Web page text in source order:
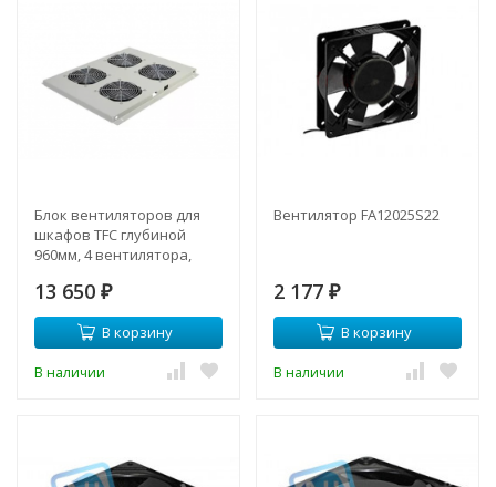
Блок вентиляторов для
шкафов TFC глубиной
960мм, 4 вентилятора,
13 650 ₽
В корзину
В наличии
Вентилятор FA12025S22
2 177 ₽
В корзину
В наличии